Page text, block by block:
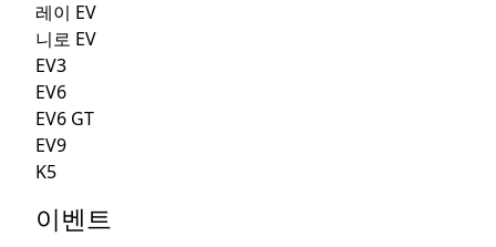
레이 EV
니로 EV
EV3
EV6
EV6 GT
EV9
K5
이벤트